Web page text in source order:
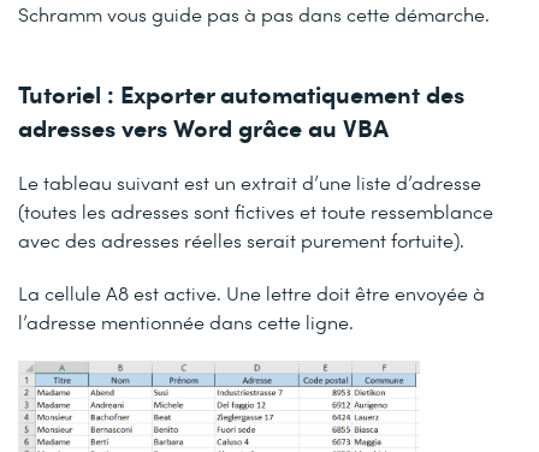
Schramm vous guide pas à pas dans cette démarche.
Tutoriel : Exporter automatiquement des
adresses vers Word grâce au VBA
Le tableau suivant est un extrait d’une liste d’adresse
(toutes les adresses sont fictives et toute ressemblance
avec des adresses réelles serait purement fortuite).
La cellule A8 est active. Une lettre doit être envoyée à
l’adresse mentionnée dans cette ligne.